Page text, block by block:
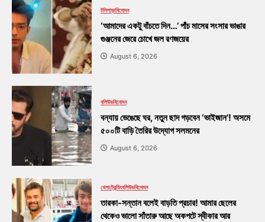
টলিপাড়াবিনোদন
‘আমাদের একটু বাঁচতে দিন…’ পাঁচ মাসের সংসার ভাঙার
গুঞ্জনের জেরে চোখে জল রণজয়ের
August 6, 2026
বলিউডবিনোদন
বন্যায় ভেঙেছে ঘর, নতুন ছাদ গড়বেন ‘ভাইজান’! অসমে
৫০০টি বাড়ি তৈরির উদ্যোগ সলমনের
August 6, 2026
খেলাট্রেন্ডিংবলিউডবিনোদন
তারকা-সন্তান বলেই বাড়তি প্রচার! আমার ছেলের
থেকেও ভালো সাঁতারু আছে অকপটে স্বীকার আর